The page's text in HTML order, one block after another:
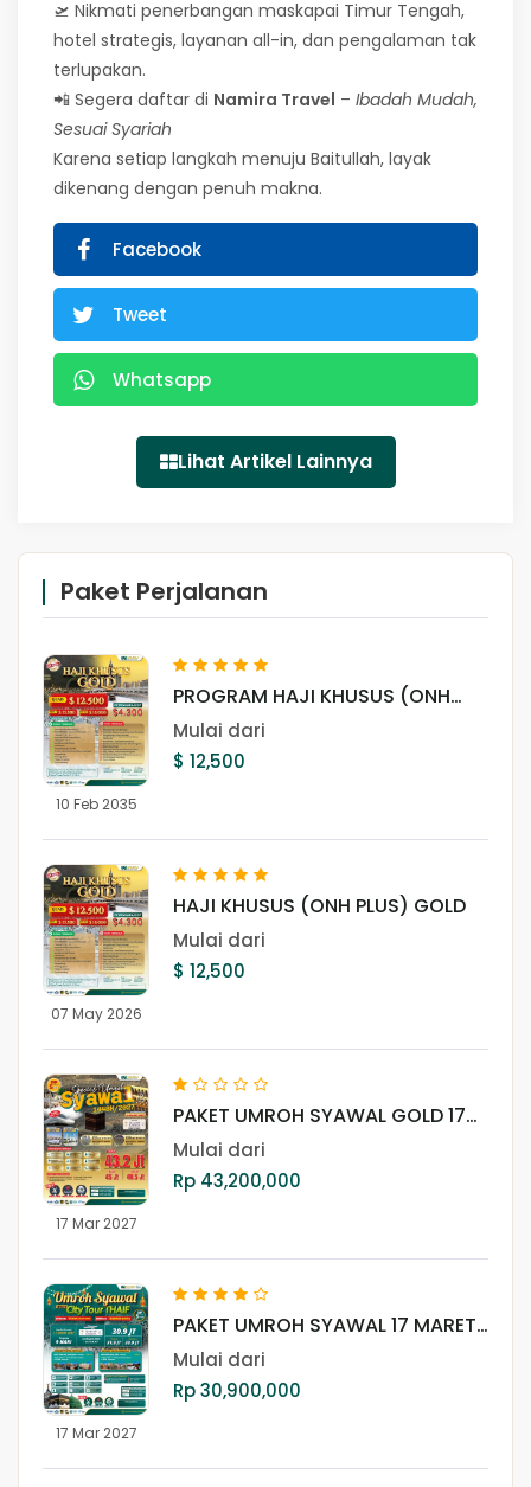
🛫 Nikmati penerbangan maskapai Timur Tengah,
hotel strategis, layanan all-in, dan pengalaman tak
terlupakan.
📲 Segera daftar di Namira Travel – Ibadah Mudah,
Sesuai Syariah
Karena setiap langkah menuju Baitullah, layak
dikenang dengan penuh makna.
Facebook
Tweet
Whatsapp
Lihat Artikel Lainnya
Paket Perjalanan
10 Feb 2035
PROGRAM HAJI KHUSUS (ONH
PLUS) GOLD
Mulai dari
$ 12,500
07 May 2026
HAJI KHUSUS (ONH PLUS) GOLD
Mulai dari
$ 12,500
17 Mar 2027
PAKET UMROH SYAWAL GOLD 17
MARET 2027
Mulai dari
Rp 43,200,000
17 Mar 2027
PAKET UMROH SYAWAL 17 MARET
2027
Mulai dari
Rp 30,900,000